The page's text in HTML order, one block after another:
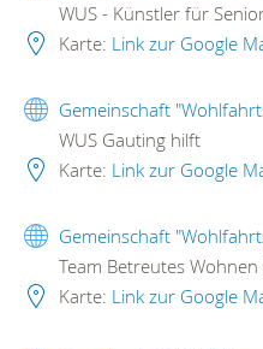
WUS - Künstler für
Karte: Link zur Google
Gemeinschaft
WUS Gauting hilft
Karte: Link zur Google
Gemeinschaft
Team Betreutes
Karte: Link zur Google